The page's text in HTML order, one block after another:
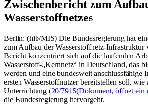
Zwischenbericht zum
Wasserstoffnetzes
Berlin: (hib/MIS) Die Bundesregierung hat
zum Aufbau der Wasserstoffnetz-Infrastruktur
Bericht konzentriert sich auf die laufenden
Wasserstoff-„Kernnetz“ in Deutschland, das
werden und eine bundesweit anschlussfähige
ersten Wasserstoffnutzer bereitstellen soll, wie
Unterrichtung (20/7915(Dokument, öffnet ein
die Bundesregierung hervorgeht.